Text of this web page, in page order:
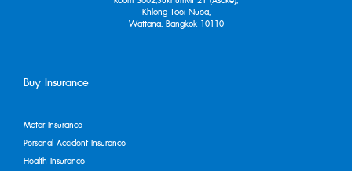
Khlong Toei Nuea,
Wattana, Bangkok 10110
Buy Insurance
Motor Insurance
Personal Accident Insurance
Health Insurance